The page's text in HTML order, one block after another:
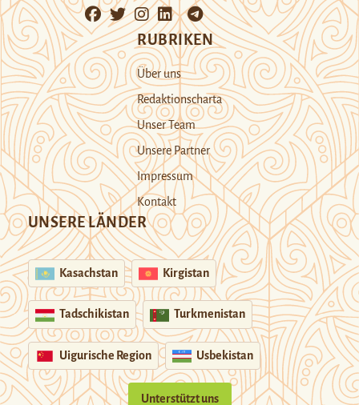
RUBRIKEN
Über uns
Redaktionscharta
Unser Team
Unsere Partner
Impressum
Kontakt
UNSERE LÄNDER
Kasachstan Kirgistan
Tadschikistan Turkmenistan
Uigurische Region Usbekistan
Unterstützt uns